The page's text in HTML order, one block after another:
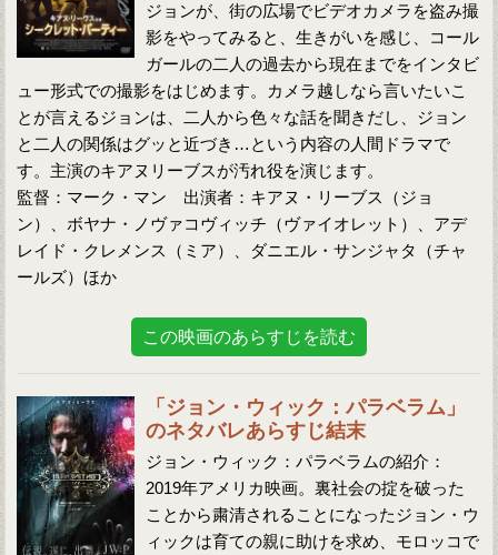
ジョンが、街の広場でビデオカメラを盗み撮
影をやってみると、生きがいを感じ、コール
ガールの二人の過去から現在までをインタビ
ュー形式での撮影をはじめます。カメラ越しなら言いたいこ
とが言えるジョンは、二人から色々な話を聞きだし、ジョン
と二人の関係はグッと近づき…という内容の人間ドラマで
す。主演のキアヌリーブスが汚れ役を演じます。
監督：マーク・マン 出演者：キアヌ・リーブス（ジョ
ン）、ボヤナ・ノヴァコヴィッチ（ヴァイオレット）、アデ
レイド・クレメンス（ミア）、ダニエル・サンジャタ（チャ
ールズ）ほか
この映画のあらすじを読む
「ジョン・ウィック：パラベラム」
のネタバレあらすじ結末
ジョン・ウィック：パラベラムの紹介：
2019年アメリカ映画。裏社会の掟を破った
ことから粛清されることになったジョン・ウ
ィックは育ての親に助けを求め、モロッコで